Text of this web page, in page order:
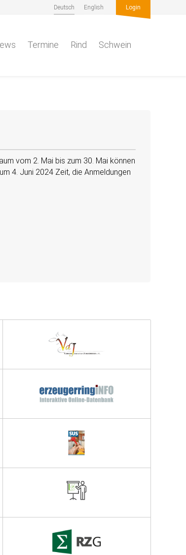
Deutsch English Login
Termine Rind Schwein
vom 2. Mai bis zum 30. Mai können
4. Juni 2024 Zeit, die Anmeldungen